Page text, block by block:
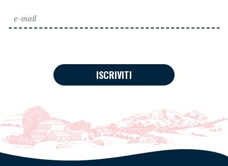
ISCRIVITI